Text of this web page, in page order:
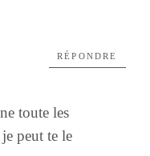
toute les
peut te le
RÉPONDRE